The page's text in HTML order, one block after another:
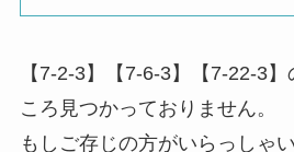
【7-2-3】【7-6-3】【7-22-3
ころ見つかっておりません。
もしご存じの方がいらっしゃ